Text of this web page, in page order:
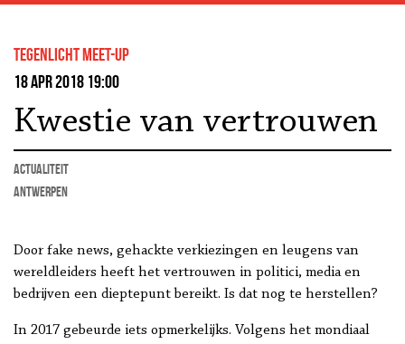
Aktief
Tegenlicht Meet-up
18 apr 2018 19:00
Kwestie van vertrouwen
actualiteit
Antwerpen
Door fake news, gehackte verkiezingen en leugens van
wereldleiders heeft het vertrouwen in politici, media en
bedrijven een dieptepunt bereikt. Is dat nog te herstellen?
In 2017 gebeurde iets opmerkelijks. Volgens het mondiaal